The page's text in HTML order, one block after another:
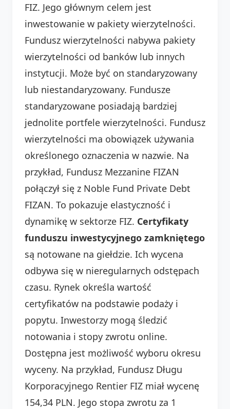
FIZ. Jego głównym celem jest
inwestowanie w pakiety wierzytelności.
Fundusz wierzytelności nabywa pakiety
wierzytelności od banków lub innych
instytucji. Może być on standaryzowany
lub niestandaryzowany. Fundusze
standaryzowane posiadają bardziej
jednolite portfele wierzytelności. Fundusz
wierzytelności ma obowiązek używania
określonego oznaczenia w nazwie. Na
przykład, Fundusz Mezzanine FIZAN
połączył się z Noble Fund Private Debt
FIZAN. To pokazuje elastyczność i
dynamikę w sektorze FIZ. Certyfikaty
funduszu inwestycyjnego zamkniętego
są notowane na giełdzie. Ich wycena
odbywa się w nieregularnych odstępach
czasu. Rynek określa wartość
certyfikatów na podstawie podaży i
popytu. Inwestorzy mogą śledzić
notowania i stopy zwrotu online.
Dostępna jest możliwość wyboru okresu
wyceny. Na przykład, Fundusz Długu
Korporacyjnego Rentier FIZ miał wycenę
154,34 PLN. Jego stopa zwrotu za 1